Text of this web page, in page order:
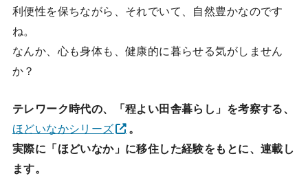
利便性を保ちながら、それでいて、自然豊かなのです
ね。
なんか、心も身体も、健康的に暮らせる気がしません
か？
テレワーク時代の、「程よい田舎暮らし」を考察する、
ほどいなかシリーズ
。
実際に「ほどいなか」に移住した経験をもとに、連載し
ます。